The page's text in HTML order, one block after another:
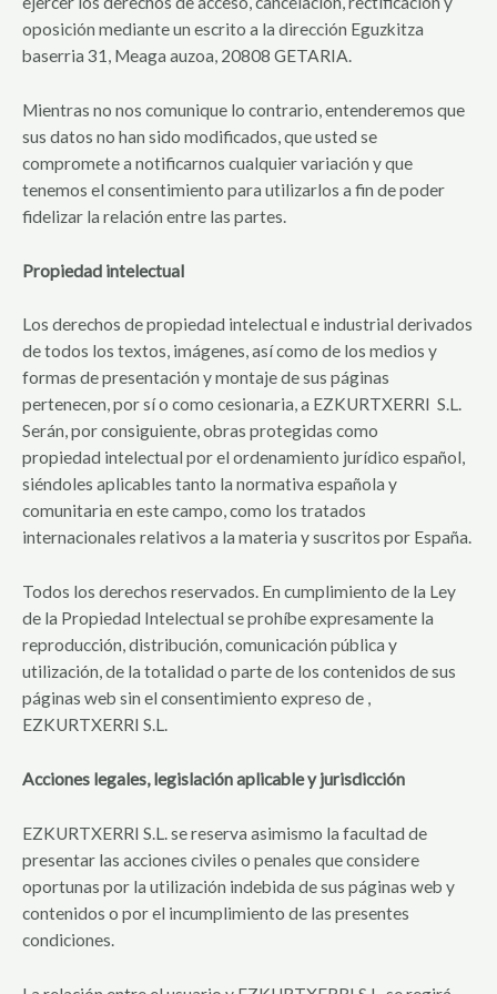
oposición mediante un escrito a la dirección Eguzkitza
baserria 31, Meaga auzoa, 20808 GETARIA.
Mientras no nos comunique lo contrario, entenderemos que
sus datos no han sido modificados, que usted se
compromete a notificarnos cualquier variación y que
tenemos el consentimiento para utilizarlos a fin de poder
fidelizar la relación entre las partes.
Propiedad intelectual
Los derechos de propiedad intelectual e industrial derivados
de todos los textos, imágenes, así como de los medios y
formas de presentación y montaje de sus páginas
pertenecen, por sí o como cesionaria, a EZKURTXERRI S.L.
Serán, por consiguiente, obras protegidas como
propiedad intelectual por el ordenamiento jurídico español,
siéndoles aplicables tanto la normativa española y
comunitaria en este campo, como los tratados
internacionales relativos a la materia y suscritos por España.
Todos los derechos reservados. En cumplimiento de la Ley
de la Propiedad Intelectual se prohíbe expresamente la
reproducción, distribución, comunicación pública y
utilización, de la totalidad o parte de los contenidos de sus
páginas web sin el consentimiento expreso de ,
EZKURTXERRI S.L.
Acciones legales, legislación aplicable y jurisdicción
EZKURTXERRI S.L. se reserva asimismo la facultad de
presentar las acciones civiles o penales que considere
oportunas por la utilización indebida de sus páginas web y
contenidos o por el incumplimiento de las presentes
condiciones.